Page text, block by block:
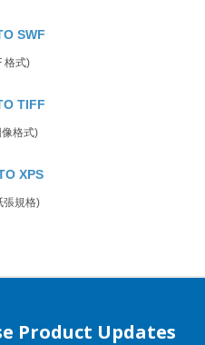
SWF
格式)
TIFF
格式)
XPS
張規格)
Product Updates